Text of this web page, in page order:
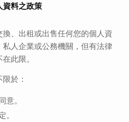
資料之政策
、出租或出售任何您的個人資
人企業或公務機關，但有法律
此限。
於：
意。